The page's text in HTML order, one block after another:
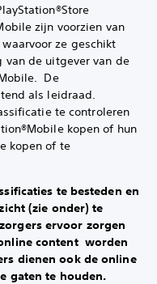
zijn voorzien van
ze geschikt
van de uitgever van de
De
als leidraad.
te controleren
kopen of hun
kopen of te
te besteden en
(zie onder) te
ervoor zorgen
content worden
dienen ook de online
gaten te houden.‎